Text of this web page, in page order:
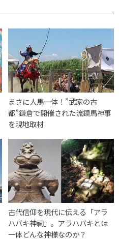
まさに人馬一体！”武家の古
都”鎌倉で開催された流鏑馬神事
を現地取材
古代信仰を現代に伝える「アラ
ハバキ神祠」。アラハバキとは
一体どんな神様なのか？